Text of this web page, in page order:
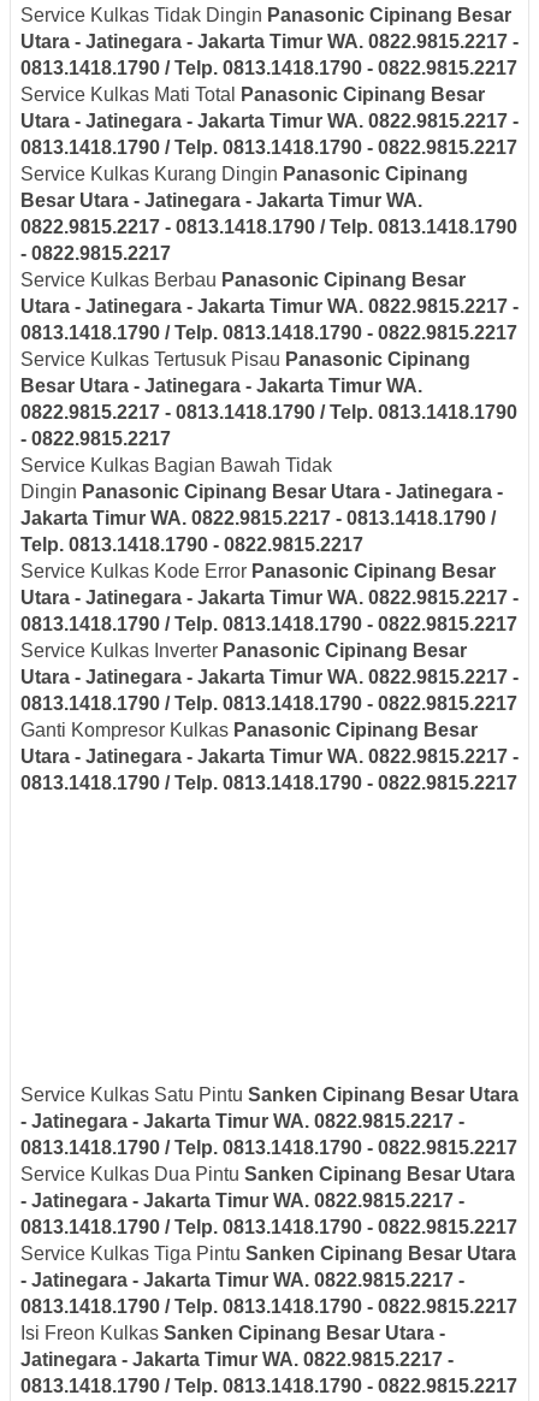
Service Kulkas Tidak Dingin Panasonic Cipinang Besar
Utara - Jatinegara - Jakarta Timur WA. 0822.9815.2217 -
0813.1418.1790 / Telp. 0813.1418.1790 - 0822.9815.2217
Service Kulkas Mati Total
Panasonic Cipinang Besar
Utara - Jatinegara - Jakarta Timur WA. 0822.9815.2217 -
0813.1418.1790 / Telp. 0813.1418.1790 - 0822.9815.2217
Service Kulkas Kurang Dingin Panasonic Cipinang
Besar Utara - Jatinegara - Jakarta Timur WA.
0822.9815.2217 - 0813.1418.1790 / Telp. 0813.1418.1790
- 0822.9815.2217
Service Kulkas Berbau Panasonic Cipinang Besar
Utara - Jatinegara - Jakarta Timur WA. 0822.9815.2217 -
0813.1418.1790 / Telp. 0813.1418.1790 - 0822.9815.2217
Service Kulkas Tertusuk Pisau Panasonic Cipinang
Besar Utara - Jatinegara - Jakarta Timur WA.
0822.9815.2217 - 0813.1418.1790 / Telp. 0813.1418.1790
- 0822.9815.2217
Service Kulkas Bagian Bawah Tidak
Dingin Panasonic Cipinang Besar Utara - Jatinegara -
Jakarta Timur WA. 0822.9815.2217 - 0813.1418.1790 /
Telp. 0813.1418.1790 - 0822.9815.2217
Service Kulkas Kode Error Panasonic Cipinang Besar
Utara - Jatinegara - Jakarta Timur WA. 0822.9815.2217 -
0813.1418.1790 / Telp. 0813.1418.1790 - 0822.9815.2217
Service Kulkas Inverter Panasonic Cipinang Besar
Utara - Jatinegara - Jakarta Timur WA. 0822.9815.2217 -
0813.1418.1790 / Telp. 0813.1418.1790 - 0822.9815.2217
Ganti Kompresor Kulkas Panasonic Cipinang Besar
Utara - Jatinegara - Jakarta Timur WA. 0822.9815.2217 -
0813.1418.1790 / Telp. 0813.1418.1790 - 0822.9815.2217
Service Kulkas Satu Pintu Sanken Cipinang Besar Utara
- Jatinegara - Jakarta Timur WA. 0822.9815.2217 -
0813.1418.1790 / Telp. 0813.1418.1790 - 0822.9815.2217
Service Kulkas Dua Pintu Sanken Cipinang Besar Utara
- Jatinegara - Jakarta Timur WA. 0822.9815.2217 -
0813.1418.1790 / Telp. 0813.1418.1790 - 0822.9815.2217
Service Kulkas Tiga Pintu Sanken Cipinang Besar Utara
- Jatinegara - Jakarta Timur WA. 0822.9815.2217 -
0813.1418.1790 / Telp. 0813.1418.1790 - 0822.9815.2217
Isi Freon Kulkas Sanken Cipinang Besar Utara -
Jatinegara - Jakarta Timur WA. 0822.9815.2217 -
0813.1418.1790 / Telp. 0813.1418.1790 - 0822.9815.2217